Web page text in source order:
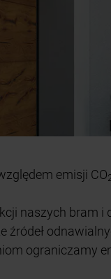
emisji CO
naszych bram i
źródeł
ograniczamy